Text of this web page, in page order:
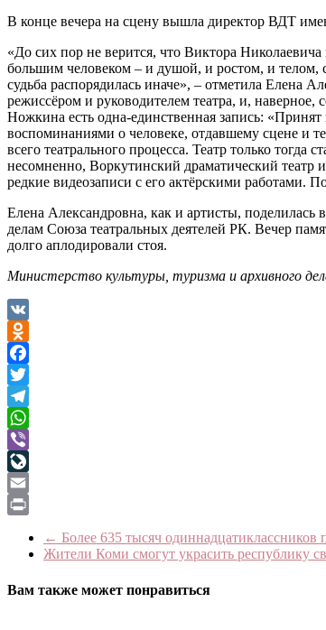
В конце вечера на сцену вышла директор ВДТ
«До сих пор не верится, что Виктора
большим человеком – и душой, и ростом, и
судьба распорядилась иначе», – отметила Елена
режиссёром и руководителем театра, и,
Ножкина есть одна-единственная запись:
воспоминаниями о человеке, отдавшему сцене и
всего театрального процесса. Театр только
несомненно, Воркутинский драматический театр
редкие видеозаписи с его актёрскими работами.
Елена Александровна, как и артисты,
делам Союза театральных деятелей РК. Вечер
долго аплодировали стоя.
Министерство культуры, туризма и архивного
VK
Odnoklassniki
Facebook
Twitter
Telegram
WhatsApp
Viber
LiveJournal
Email
← Более 635 тысяч
Жители Коми смогут украсить республику
Вам также может понравиться